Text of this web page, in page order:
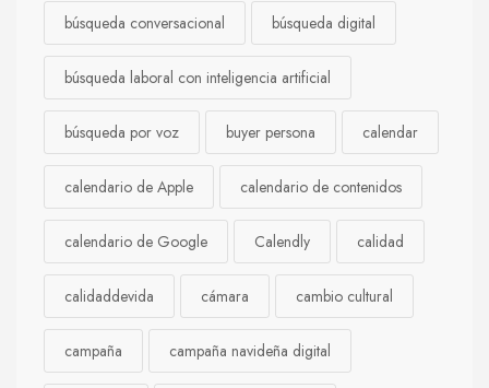
búsqueda conversacional búsqueda digital
búsqueda laboral con inteligencia artificial
búsqueda por voz buyer persona calendar
calendario de Apple calendario de contenidos
calendario de Google Calendly calidad
calidaddevida cámara cambio cultural
campaña campaña navideña digital